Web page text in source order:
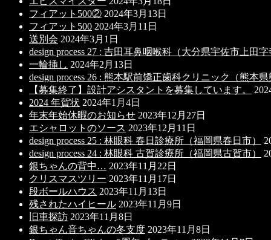
フィアット500② 2024年3月13日
フィアット500 2024年3月11日
送別会 2024年3月1日
design process 27 : 吉田耳鼻咽喉科（大分県宇佐市上田字
一輪挿し 2024年2月13日
design process 26 : 熊本駅前矯正歯科クリニック（熊本県
【募集終了】設計アシスタントを募集しています。
2024 年賀状 2024年1月4日
年末年始休暇のお知らせ 2023年12月27日
エシャロットのソース 2023年12月11日
design process 25 : 林眼科 春日診療所（福岡県春日市）
design process 24 : 林眼科 古賀診療所（福岡県古賀市）
銀ちゃんの背中… 2023年11月22日
クリスマスツリー 2023年11月17日
段ボールハウス 2023年11月13日
残されたハイヒール 2023年11月9日
旧車探訪 2023年11月8日
銀ちゃん音ちゃんの冬支度 2023年11月8日